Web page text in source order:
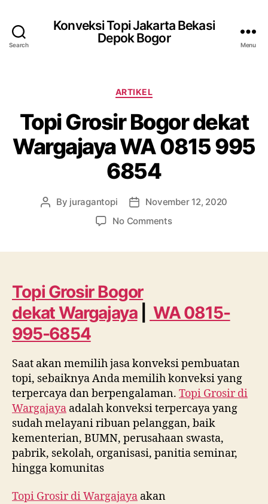
Search
Konveksi Topi Jakarta Bekasi
Depok Bogor
Menu
Categories
ARTIKEL
Topi Grosir Bogor dekat
Wargajaya WA 0815 995
6854
Post
By juragantopi
PostNovember 12, 2020
No Commentson
0815
Topi Grosir Bogor
dekatWargajaya|
WA 0815-
995-6854
Saat akan memilih jasa konveksi pembuatan
topi, sebaiknya Anda memilih konveksi yang
terpercaya dan berpengalaman. Topi Grosir di
Wargajaya adalah konveksi terpercaya yang
sudah melayani ribuan pelanggan, baik
kementerian, BUMN, perusahaan swasta,
pabrik, sekolah, organisasi, panitia seminar,
hingga komunitas
Topi Grosir diWargajaya akan